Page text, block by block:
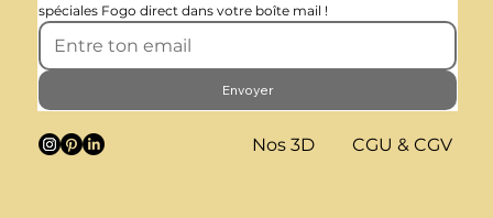
spéciales Fogo direct dans votre boîte mail !
Envoyer
Nos 3D CGU & CGV